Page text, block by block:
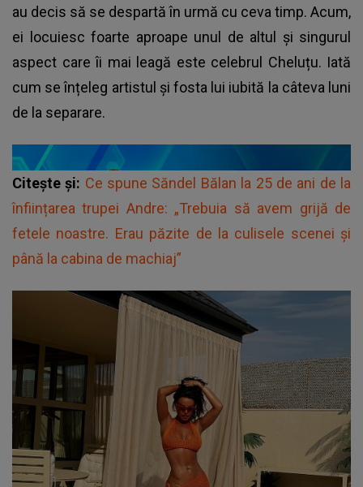
au decis să se despartă în urmă cu ceva timp. Acum,
ei locuiesc foarte aproape unul de altul și singurul
aspect care îi mai leagă este celebrul Cheluțu. Iată
cum se înțeleg artistul și fosta lui iubită la câteva luni
de la separare.
Citește și: Ce spune Săndel Bălan la 25 de ani de la
înființarea trupei Andre: „Trebuia să avem grijă de
fetele noastre. Erau păzite de la culisele scenei și
până la cabina de machiaj”